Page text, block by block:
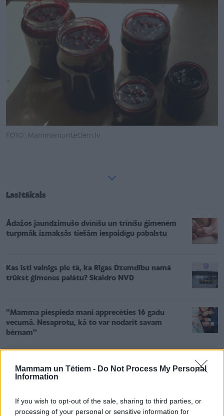
Mammam un Tētiem - Do Not Process My Personal
Information
If you wish to opt-out of the sale, sharing to third parties, or
processing of your personal or sensitive information for
FOTO: Mammamuntetiem.lv
Lasītākais
Ādažos jaundzimušo dvīnīšu un trīnīšu ģimenēm
turpmāk izmaksās tiešām iespaidīgu pabalstu
Kas īsti vainīgs pie tā, ka Rīgas Dzemdību namā
trūkst ģimenes palātu? Skaidro NVD
''Mamma piespieda mani apprecēties 16 gadu
vecumā. Nesaprotu, kā to var nodarīt savam
bērnam''
1. Tev ir paveicies, ja mājās ir trauku mazgājamā